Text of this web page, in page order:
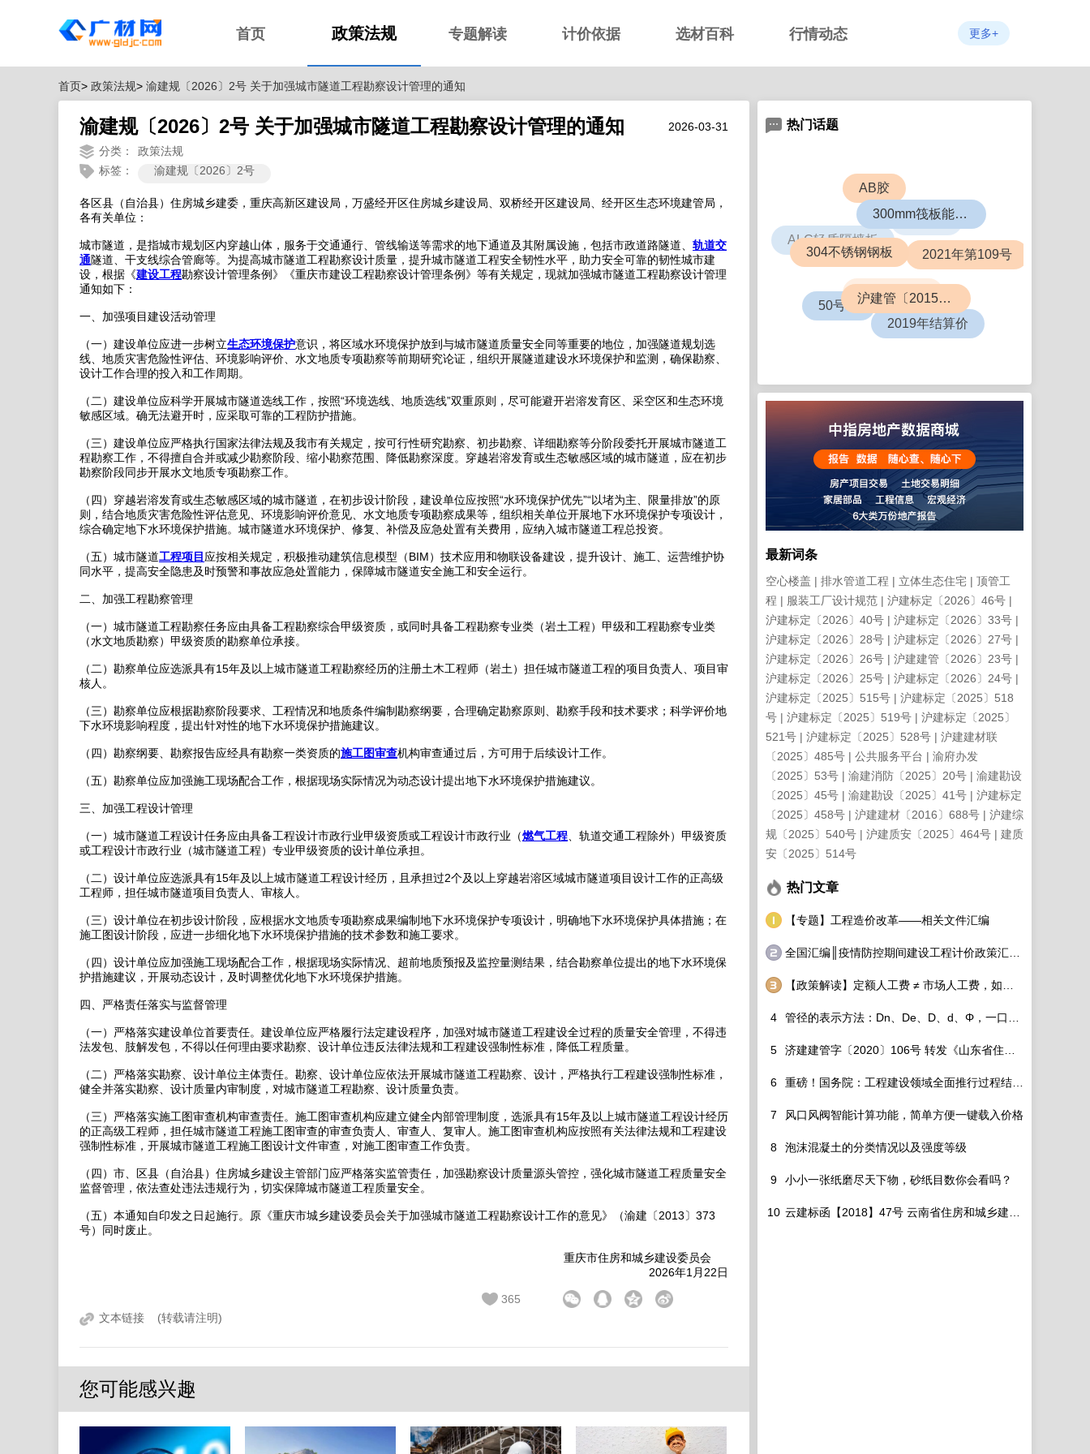
首页 政策法规 专题解读 计价依据 选材百科 行情动态 更多+
首页> 政策法规> 渝建规〔2026〕2号 关于加强城市隧道工程勘察设计管理的通知
渝建规〔2026〕2号 关于加强城市隧道工程勘察设计管理的通知
2026-03-31
分类：
政策法规
标签：
渝建规〔2026〕2号
各区县（自治县）住房城乡建委，重庆高新区建设局，万盛经开区住房城乡建设局、双桥经开区建设局、经开区生态环境建管局，
各有关单位：
城市隧道，是指城市规划区内穿越山体，服务于交通通行、管线输送等需求的地下通道及其附属设施，包括市政道路隧道、 轨道交
通隧道、干支线综合管廊等。为提高城市隧道工程勘察设计质量，提升城市隧道工程安全韧性水平，助力安全可靠的韧性城市建
设，根据《建设工程勘察设计管理条例》《重庆市建设工程勘察设计管理条例》等有关规定，现就加强城市隧道工程勘察设计管理
通知如下：
一、加强项目建设活动管理
（一）建设单位应进一步树立生态环境保护意识，将区域水环境保护放到与城市隧道质量安全同等重要的地位，加强隧道规划选
线、地质灾害危险性评估、环境影响评价、水文地质专项勘察等前期研究论证，组织开展隧道建设水环境保护和监测，确保勘察、
设计工作合理的投入和工作周期。
（二）建设单位应科学开展城市隧道选线工作，按照“环境选线、地质选线”双重原则，尽可能避开岩溶发育区、采空区和生态环境
敏感区域。确无法避开时，应采取可靠的工程防护措施。
（三）建设单位应严格执行国家法律法规及我市有关规定，按可行性研究勘察、初步勘察、详细勘察等分阶段委托开展城市隧道工
程勘察工作，不得擅自合并或减少勘察阶段、缩小勘察范围、降低勘察深度。穿越岩溶发育或生态敏感区域的城市隧道，应在初步
勘察阶段同步开展水文地质专项勘察工作。
（四）穿越岩溶发育或生态敏感区域的城市隧道，在初步设计阶段，建设单位应按照“水环境保护优先”“以堵为主、限量排放”的原
则，结合地质灾害危险性评估意见、环境影响评价意见、水文地质专项勘察成果等，组织相关单位开展地下水环境保护专项设计，
综合确定地下水环境保护措施。城市隧道水环境保护、修复、补偿及应急处置有关费用，应纳入城市隧道工程总投资。
（五）城市隧道工程项目 应按相关规定，积极推动建筑信息模型（BIM）技术应用和物联设备建设，提升设计、施工、运营维护协
同水平，提高安全隐患及时预警和事故应急处置能力，保障城市隧道安全施工和安全运行。
二、加强工程勘察管理
（一）城市隧道工程勘察任务应由具备工程勘察综合甲级资质，或同时具备工程勘察专业类（岩土工程）甲级和工程勘察专业类
（水文地质勘察）甲级资质的勘察单位承接。
（二）勘察单位应选派具有15年及以上城市隧道工程勘察经历的注册土木工程师（岩土）担任城市隧道工程的项目负责人、项目审
核人。
（三）勘察单位应根据勘察阶段要求、工程情况和地质条件编制勘察纲要，合理确定勘察原则、勘察手段和技术要求；科学评价地
下水环境影响程度，提出针对性的地下水环境保护措施建议。
（四）勘察纲要、勘察报告应经具有勘察一类资质的施工图审查机构审查通过后，方可用于后续设计工作。
（五）勘察单位应加强施工现场配合工作，根据现场实际情况为动态设计提出地下水环境保护措施建议。
三、加强工程设计管理
（一）城市隧道工程设计任务应由具备工程设计市政行业甲级资质或工程设计市政行业（燃气工程 、轨道交通工程除外）甲级资质
或工程设计市政行业（城市隧道工程）专业甲级资质的设计单位承担。
（二）设计单位应选派具有15年及以上城市隧道工程设计经历，且承担过2个及以上穿越岩溶区域城市隧道项目设计工作的正高级
工程师，担任城市隧道项目负责人、审核人。
（三）设计单位在初步设计阶段，应根据水文地质专项勘察成果编制地下水环境保护专项设计，明确地下水环境保护具体措施；在
施工图设计阶段，应进一步细化地下水环境保护措施的技术参数和施工要求。
（四）设计单位应加强施工现场配合工作，根据现场实际情况、超前地质预报及监控量测结果，结合勘察单位提出的地下水环境保
护措施建议，开展动态设计，及时调整优化地下水环境保护措施。
四、严格责任落实与监督管理
（一）严格落实建设单位首要责任。建设单位应严格履行法定建设程序，加强对城市隧道工程建设全过程的质量安全管理，不得违
法发包、肢解发包，不得以任何理由要求勘察、设计单位违反法律法规和工程建设强制性标准，降低工程质量。
（二）严格落实勘察、设计单位主体责任。勘察、设计单位应依法开展城市隧道工程勘察、设计，严格执行工程建设强制性标准，
健全并落实勘察、设计质量内审制度，对城市隧道工程勘察、设计质量负责。
（三）严格落实施工图审查机构审查责任。施工图审查机构应建立健全内部管理制度，选派具有15年及以上城市隧道工程设计经历
的正高级工程师，担任城市隧道工程施工图审查的审查负责人、审查人、复审人。施工图审查机构应按照有关法律法规和工程建设
强制性标准，开展城市隧道工程施工图设计文件审查，对施工图审查工作负责。
（四）市、区县（自治县）住房城乡建设主管部门应严格落实监管责任，加强勘察设计质量源头管控，强化城市隧道工程质量安全
监督管理，依法查处违法违规行为，切实保障城市隧道工程质量安全。
（五）本通知自印发之日起施行。原《重庆市城乡建设委员会关于加强城市隧道工程勘察设计工作的意见》（渝建〔2013〕373
号）同时废止。
重庆市住房和城乡建设委员会
2026年1月22日
365
文本链接
(转载请注明)
您可能感兴趣
热门话题
沪建管〔2015〕726号
2019年结算价
2021年第109号
300mm筏板能盖几层楼
304不锈钢钢板
50号令
6063铝合金
ABS板
AB胶
ALC轻质隔墙板
最新词条
空心楼盖 排水管道工程 立体生态住宅
顶管工
程
服装工厂设计规范
沪建标定〔2026〕46号
沪建标定〔2026〕40号
沪建标定〔2026〕33号
沪建标定〔2026〕28号
沪建标定〔2026〕27号
沪建标定〔2026〕26号
沪建建管〔2026〕23号
沪建标定〔2026〕25号
沪建标定〔2026〕24号
沪建标定〔2025〕515号
沪建标定〔2025〕518
号
沪建标定〔2025〕519号
沪建标定〔2025〕
521号
沪建标定〔2025〕528号
沪建建材联
〔2025〕485号
公共服务平台
渝府办发
〔2025〕53号
渝建消防〔2025〕20号
渝建勘设
〔2025〕45号
渝建勘设〔2025〕41号
沪建标定
〔2025〕458号
沪建建材〔2016〕688号
沪建综
规〔2025〕540号
沪建质安〔2025〕464号
建质
安〔2025〕514号
热门文章
【专题】工程造价改革——相关文件汇编
4
5
6
7 风口风阀智能计算功能，简单方便一键载入价格
8 泡沫混凝土的分类情况以及强度等级
9 小小一张纸磨尽天下物，砂纸目数你会看吗？
10